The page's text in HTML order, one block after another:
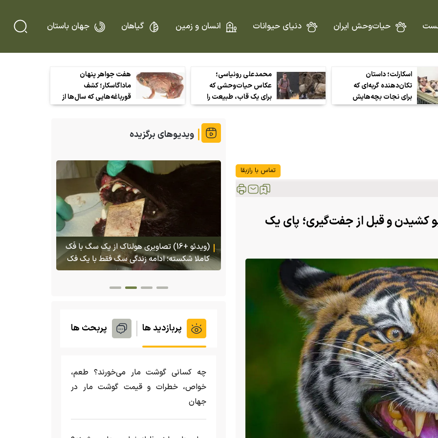
حیات‌وحش ایران دنیای حیوانات انسان و زمین گیاهان جهان باستان
اسکارلت؛ داستان
تکان‌دهنده گربه‌ای که
برای نجات بچه‌هایش
چند به دل آتش رفت و
محمدعلی رونیاسی؛
عکاس حیات‌وحشی که
برای یک قاب، طبیعت را
قربانی نمی‌کند
هفت جواهر پنهان
ماداگاسکار؛ کشف
قورباغه‌هایی که سال‌ها از
چشم دانشمندان دور
تماس با رازبقا
کشیدن و قبل از جفت‌گیری؛ پای یک
ویدیوهای برگزیده
کاملا شکسته؛ ادامه زندگی سگ فقط با یک فک
(ویدئو) تولد یک گکوی دو سر در پنسیلوانیا
پربازدید ها پربحث ها
چه کسانی گوشت مار می‌خورند؟ طعم،
خواص، خطرات و قیمت گوشت مار در
جهان